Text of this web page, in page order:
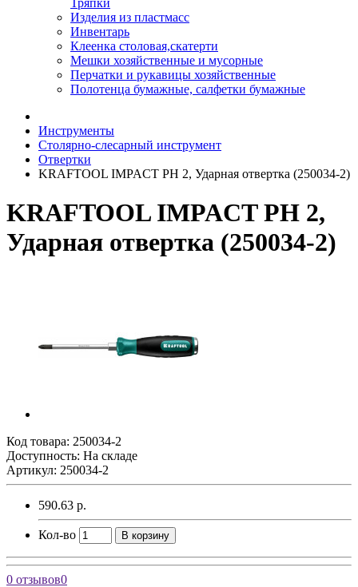
Тряпки
Изделия из пластмасс
Инвентарь
Клеенка столовая,скатерти
Мешки хозяйственные и мусорные
Перчатки и рукавицы хозяйственные
Полотенца бумажные, салфетки бумажные
Инструменты
Столярно-слесарный инструмент
Отвертки
KRAFTOOL IMPACT PH 2, Ударная отвертка (250034-2)
KRAFTOOL IMPACT PH 2,
Ударная отвертка (250034-2)
Код товара: 250034-2
Доступность: На складе
Артикул: 250034-2
590.63 р.
Кол-во В корзину
0 отзывов0